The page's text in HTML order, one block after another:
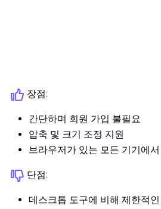
장점:
간단하며 회원 가입 불필요
압축 및 크기 조정 지원
브라우저가 있는 모든 기기에
단점:
데스크톱 도구에 비해 제한적